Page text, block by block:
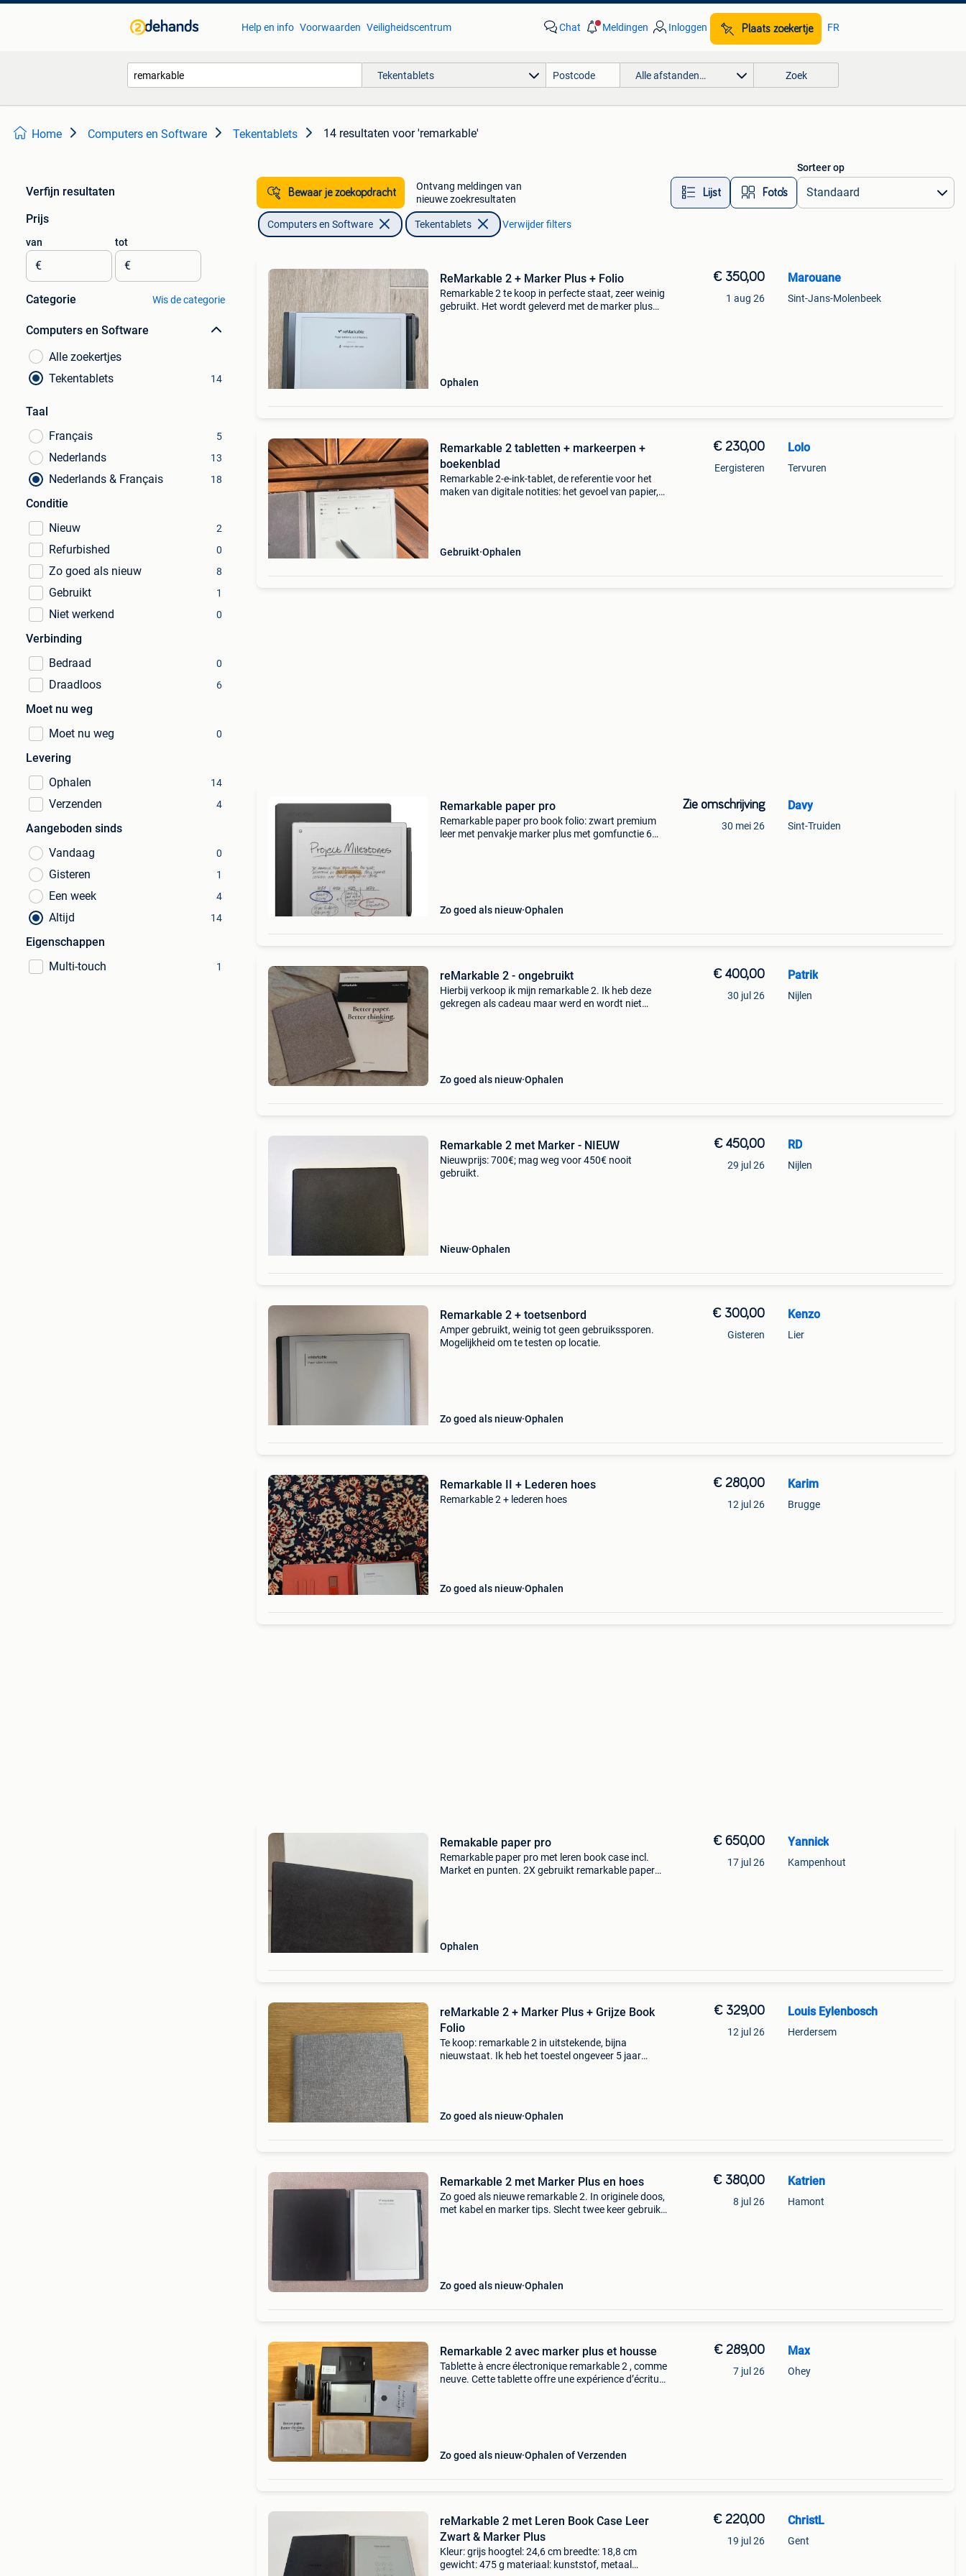
Help en info Voorwaarden Veiligheidscentrum Chat Meldingen Inloggen Plaats zoekertje FR
Tekentablets Alle afstanden… Zoek
Home Computers en Software Tekentablets 14 resultaten voor 'remarkable'
Verfijn resultaten
Prijs
van
€
tot
€
Categorie Wis de categorie
Computers en Software
Alle zoekertjes
Tekentablets
14
Taal
Français
5
Nederlands 13
Nederlands & Français 18
Conditie
Nieuw
2
Refurbished 0
Zo goed als nieuw 8
Gebruikt 1
Niet werkend 0
Verbinding
Bedraad
0
Draadloos 6
Moet nu weg
Moet nu weg
0
Levering
Ophalen
14
Verzenden 4
Aangeboden sinds
Vandaag
0
Gisteren 1
Een week 4
Altijd 14
Eigenschappen
Multi-touch
1
Bewaar je zoekopdracht
Ontvang meldingen van
nieuwe zoekresultaten
Lijst Foto’s
Sorteer op
Computers en Software Tekentablets Verwijder filters
ReMarkable 2 + Marker Plus + Folio
Remarkable 2 te koop in perfecte staat, zeer weinig
gebruikt. Het wordt geleverd met de marker plus
Ophalen
€ 350,00
1 aug 26
Marouane
Sint-Jans-Molenbeek
Remarkable 2 tabletten + markeerpen +
boekenblad
Remarkable 2-e-ink-tablet, de referentie voor het
maken van digitale notities: het gevoel van papier,
Gebruikt Ophalen
€ 230,00
Eergisteren
Lolo
Tervuren
Remarkable paper pro
Remarkable paper pro book folio: zwart premium
leer met penvakje marker plus met gomfunctie 6
Zo goed als nieuw Ophalen
Zie omschrijving
30 mei 26
Davy
Sint-Truiden
reMarkable 2 - ongebruikt
Hierbij verkoop ik mijn remarkable 2. Ik heb deze
gekregen als cadeau maar werd en wordt niet
Zo goed als nieuw Ophalen
€ 400,00
30 jul 26
Patrik
Nijlen
Remarkable 2 met Marker - NIEUW
Nieuwprijs: 700€; mag weg voor 450€ nooit
gebruikt.
Nieuw Ophalen
€ 450,00
29 jul 26
RD
Nijlen
Remarkable 2 + toetsenbord
Amper gebruikt, weinig tot geen gebruikssporen.
Mogelijkheid om te testen op locatie.
Zo goed als nieuw Ophalen
€ 300,00
Gisteren
Kenzo
Lier
Remarkable II + Lederen hoes
Remarkable 2 + lederen hoes
Zo goed als nieuw Ophalen
€ 280,00
12 jul 26
Karim
Brugge
Remakable paper pro
Remarkable paper pro met leren book case incl.
Market en punten. 2X gebruikt remarkable paper
Ophalen
€ 650,00
17 jul 26
Yannick
Kampenhout
reMarkable 2 + Marker Plus + Grijze Book
Folio
Te koop: remarkable 2 in uitstekende, bijna
nieuwstaat. Ik heb het toestel ongeveer 5 jaar
Zo goed als nieuw Ophalen
€ 329,00
12 jul 26
Louis Eylenbosch
Herdersem
Remarkable 2 met Marker Plus en hoes
Zo goed als nieuwe remarkable 2. In originele doos,
met kabel en marker tips. Slecht twee keer gebruikt,
Zo goed als nieuw Ophalen
€ 380,00
8 jul 26
Katrien
Hamont
Remarkable 2 avec marker plus et housse
Tablette à encre électronique remarkable 2 , comme
neuve. Cette tablette offre une expérience d’écriture
Zo goed als nieuw Ophalen of Verzenden
€ 289,00
7 jul 26
Max
Ohey
reMarkable 2 met Leren Book Case Leer
Zwart & Marker Plus
Kleur: grijs hoogtel: 24,6 cm breedte: 18,8 cm
gewicht: 475 g materiaal: kunststof, metaal
€ 220,00
19 jul 26
ChristL
Gent